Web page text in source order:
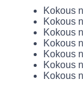
Kokous
Kokous
Kokous
Kokous
Kokous
Kokous
Kokous